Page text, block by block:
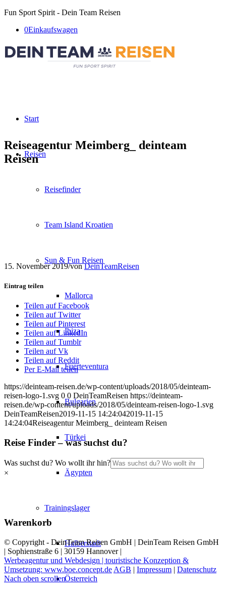
Fun Sport Spirit - Dein Team Reisen
0Einkaufswagen
Start
Reisen
Reisefinder
Team Island Kroatien
Sun & Fun Reisen
Mallorca
Ibiza
Fuerteventura
Bulgarien
Türkei
Ägypten
Trainingslager
Halberstadt
Österreich
Reiseagentur Meimberg_ deinteam
Reisen
15. November 2019/vonDeinTeamReisen
Eintrag teilen
Teilen auf Facebook
Teilen auf Twitter
Teilen auf Pinterest
Teilen auf LinkedIn
Teilen auf Tumblr
Teilen auf Vk
Teilen auf Reddit
Per E-Mail teilen
https://deinteam-reisen.de/wp-content/uploads/2018/05/deinteam-
reisen-logo-1.svg 0 0 DeinTeamReisen https://deinteam-
reisen.de/wp-content/uploads/2018/05/deinteam-reisen-logo-1.svg
DeinTeamReisen2019-11-15 14:24:042019-11-15
14:24:04Reiseagentur Meimberg_ deinteam Reisen
Reise Finder – was suchst du?
Was suchst du? Wo wollt ihr hin?
×
Warenkorb
© Copyright - DeinTeam Reisen GmbH | DeinTeam Reisen GmbH
| Sophienstraße 6 | 30159 Hannover |
Werbeagentur und Webdesign | touristische Konzeption &
Umsetzung: www.boe.concept.de AGB | Impressum | Datenschutz
Nach oben scrollen